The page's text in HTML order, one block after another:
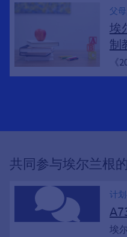
父
告,
埃
制
《
共同参与埃尔兰根
计
埃